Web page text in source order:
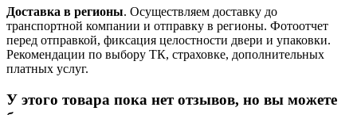
Доставка в регионы. Осуществляем доставку до
транспортной компании и отправку в регионы. Фотоотчет
перед отправкой, фиксация целостности двери и упаковки.
Рекомендации по выбору ТК, страховке, дополнительных
платных услуг.
У этого товара пока нет отзывов, но вы можете